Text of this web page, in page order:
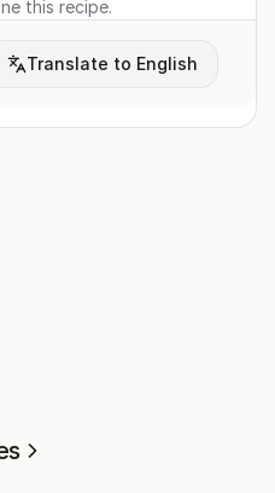
this recipe.
Translate to English